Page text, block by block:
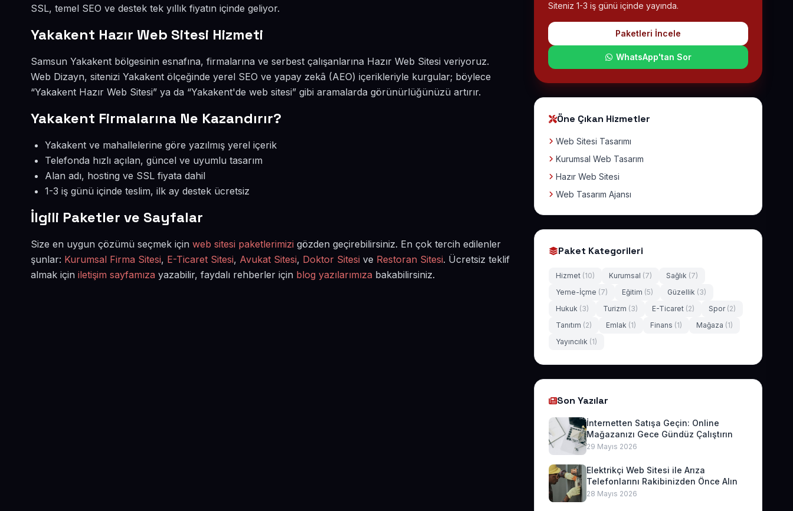
SSL, temel SEO ve destek tek yıllık fiyatın içinde geliyor.
Yakakent Hazır Web Sitesi Hizmeti
Samsun Yakakent bölgesinin esnafına, firmalarına ve serbest çalışanlarına Hazır Web Sitesi veriyoruz.
Web Dizayn, sitenizi Yakakent ölçeğinde yerel SEO ve yapay zekâ (AEO) içerikleriyle kurgular; böylece
“Yakakent Hazır Web Sitesi” ya da “Yakakent'de web sitesi” gibi aramalarda görünürlüğünüzü artırır.
Yakakent Firmalarına Ne Kazandırır?
Yakakent ve mahallelerine göre yazılmış yerel içerik
Telefonda hızlı açılan, güncel ve uyumlu tasarım
Alan adı, hosting ve SSL fiyata dahil
1-3 iş günü içinde teslim, ilk ay destek ücretsiz
İlgili Paketler ve Sayfalar
Size en uygun çözümü seçmek için web sitesi paketlerimizi gözden geçirebilirsiniz. En çok tercih edilenler
şunlar: Kurumsal Firma Sitesi, E-Ticaret Sitesi, Avukat Sitesi, Doktor Sitesi ve Restoran Sitesi. Ücretsiz teklif
almak için iletişim sayfamıza yazabilir, faydalı rehberler için blog yazılarımıza bakabilirsiniz.
Siteniz 1-3 iş günü içinde yayında.
Paketleri İncele
WhatsApp'tan Sor
Öne Çıkan Hizmetler
Web Sitesi Tasarımı
Kurumsal Web Tasarım
Hazır Web Sitesi
Web Tasarım Ajansı
Paket Kategorileri
Hizmet (10) Kurumsal (7) Sağlık (7)
Yeme-İçme (7) Eğitim (5) Güzellik (3)
Hukuk (3) Turizm (3) E-Ticaret (2) Spor (2)
Tanıtım (2) Emlak (1) Finans (1) Mağaza (1)
Yayıncılık (1)
Son Yazılar
İnternetten Satışa Geçin: Online
Mağazanızı Gece Gündüz Çalıştırın
29 Mayıs 2026
Elektrikçi Web Sitesi ile Arıza
Telefonlarını Rakibinizden Önce Alın
28 Mayıs 2026